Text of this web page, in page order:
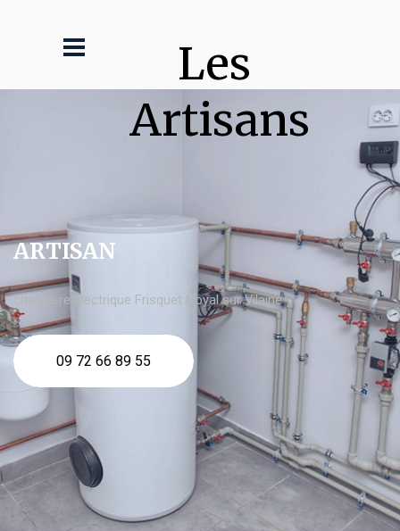
Les
Artisans
ARTISAN
chaudière électrique Frisquet Noyal sur Vilaine
09 72 66 89 55